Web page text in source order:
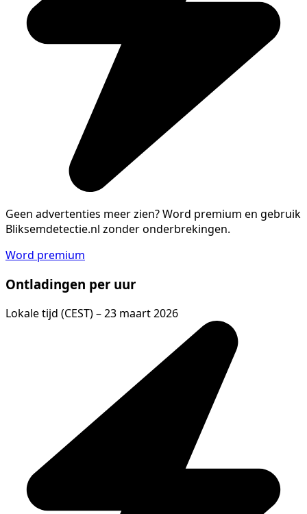
Geen advertenties meer zien?Word premium en gebruik
Bliksemdetectie.nl zonder onderbrekingen.
Word premium
Ontladingen per uur
Lokale tijd (CEST) – 23 maart 2026